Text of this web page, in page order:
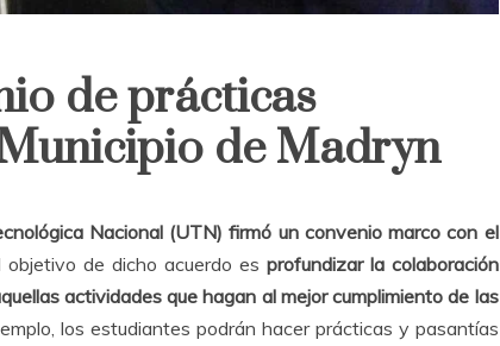
de prácticas
de Madryn
Nacional (UTN) firmó un convenio marco con el
objetivo de dicho acuerdo es profundizar la colaboración
actividades que hagan al mejor cumplimiento de las
los estudiantes podrán hacer prácticas y pasantías